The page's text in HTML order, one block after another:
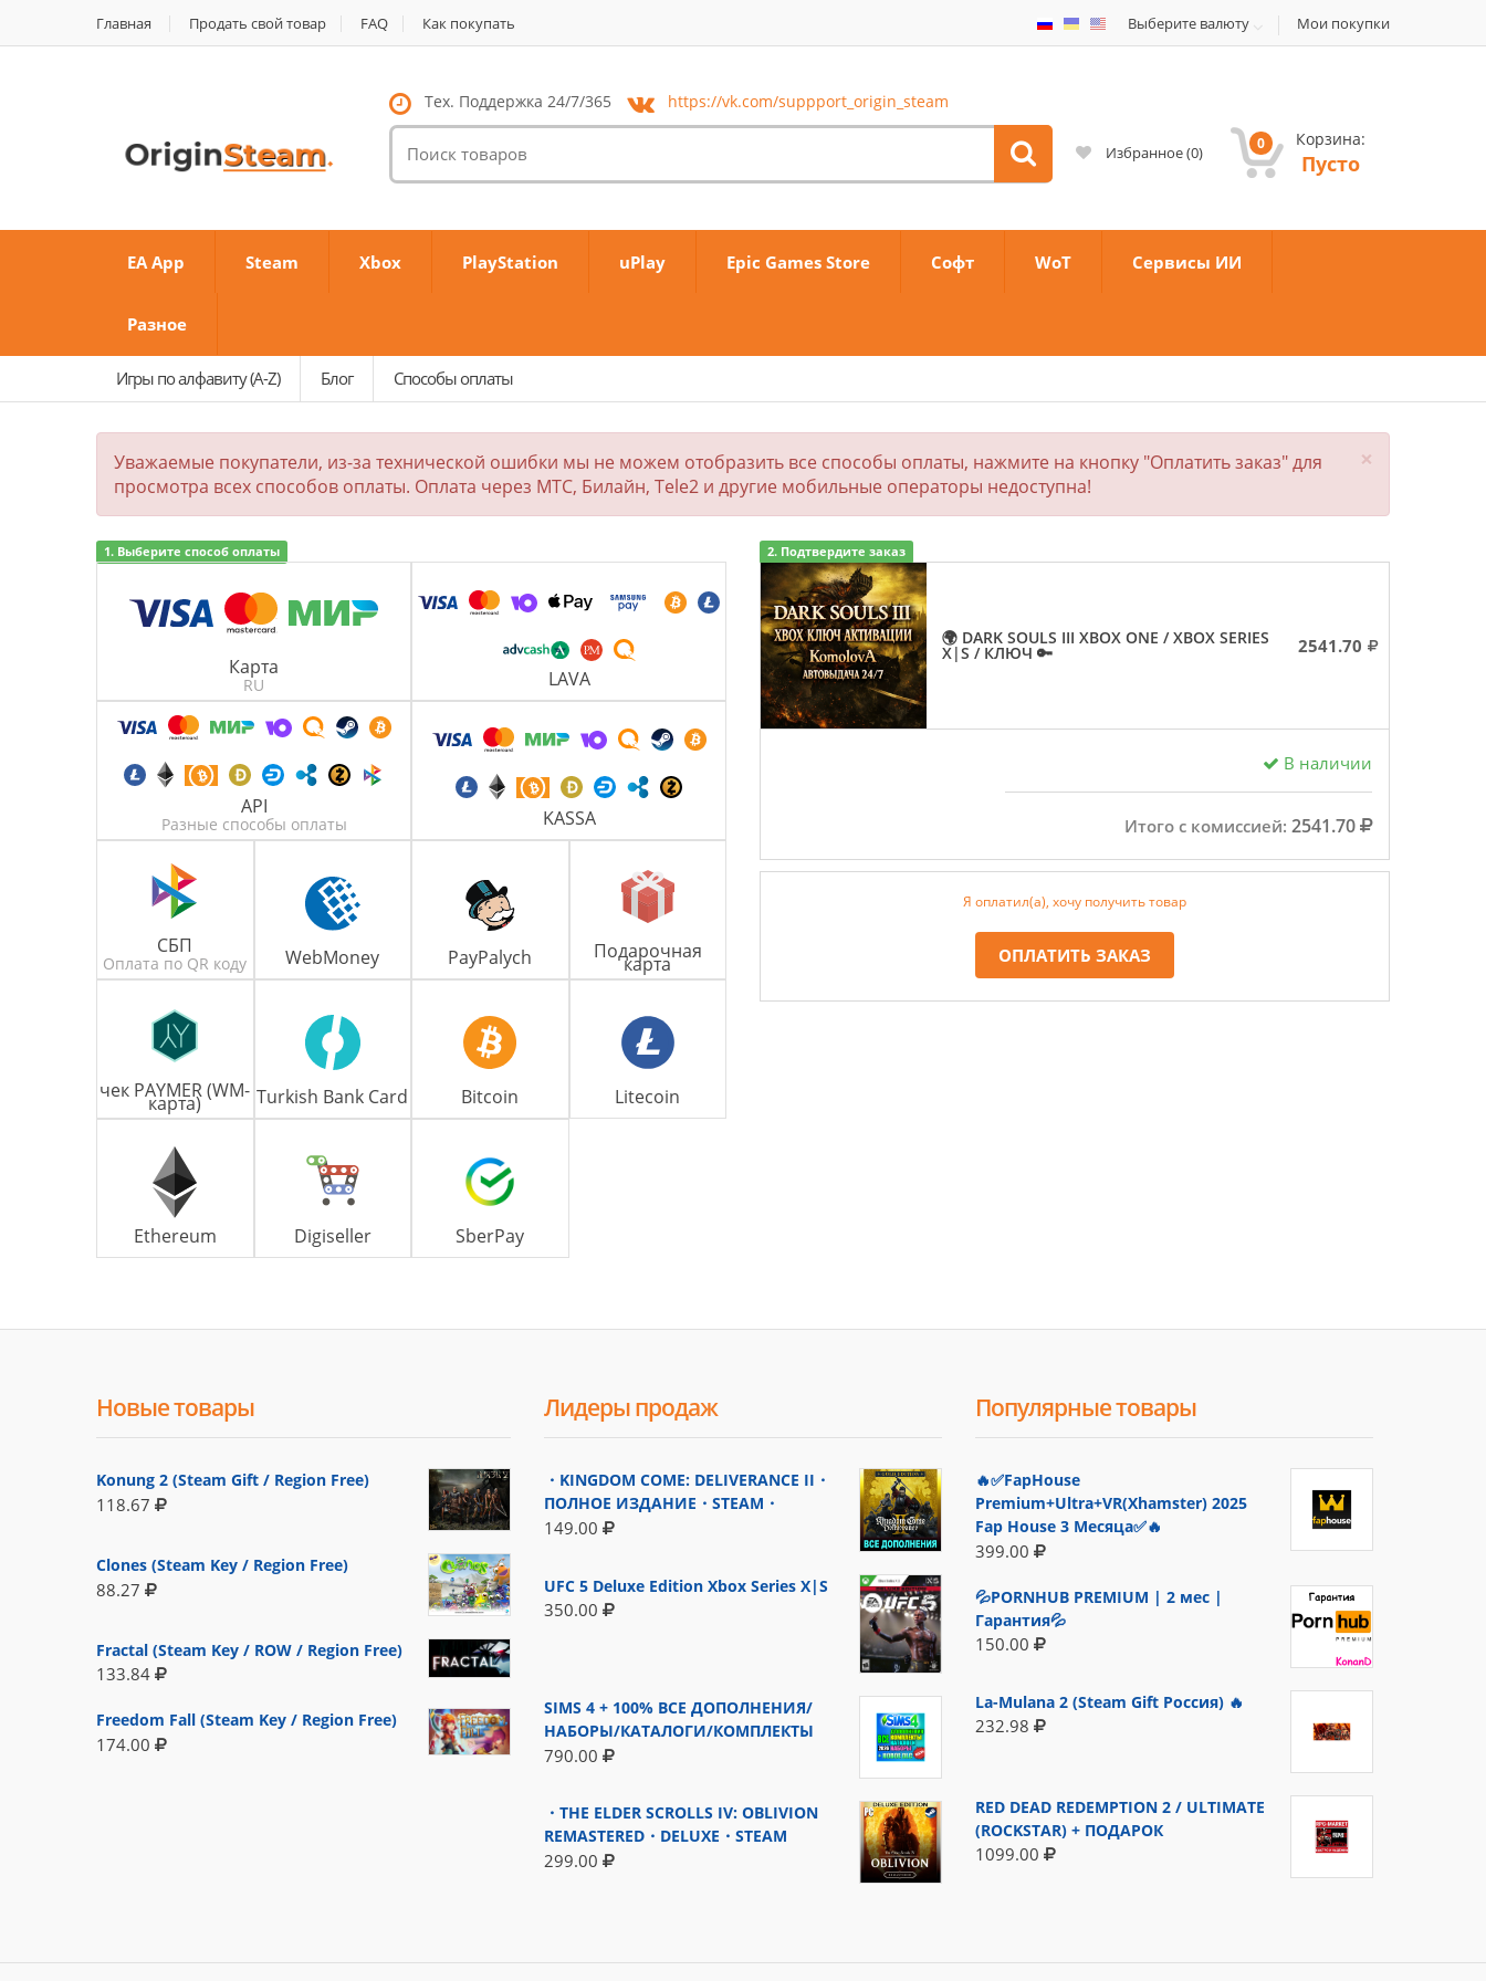
Главная Продать свой товар FAQ Как покупать Выберите валюту Мои покупки
Тех. Поддержка 24/7/365 https://vk.com/suppport_origin_steam
Поиск
товаров:
Избранное(0) 0 Корзина:
Пусто
EA App Steam Xbox PlayStation uPlay Epic Games Store Софт WoT Сервисы ИИ
Разное
Игры по алфавиту (A-Z) Блог Способы оплаты
×
Уважаемые покупатели, из-за технической ошибки мы не можем отобразить все способы оплаты, нажмите на кнопку "Оплатить заказ" для
просмотра всех способов оплаты. Оплата через МТС, Билайн, Tele2 и другие мобильные операторы недоступна!
1. Выберите способ оплаты
Карта
RU LAVA
API
Разные способы оплаты KASSA
СБП
Оплата по QR коду WebMoney PayPalych Подарочная
карта
чек PAYMER (WM-
карта) Turkish Bank Card Bitcoin Litecoin
Ethereum Digiseller SberPay
2. Подтвердите заказ
🌍 DARK SOULS III XBOX ONE / XBOX SERIES
X|S / КЛЮЧ 🔑 2541.70
В наличии
Итого с комиссией: 2541.70
Я оплатил(а), хочу получить товар
ОПЛАТИТЬ ЗАКАЗ
Новые товары
Konung 2 (Steam Gift / Region Free)
118.67
Clones (Steam Key / Region Free)
88.27
Fractal (Steam Key / ROW / Region Free)
133.84
Freedom Fall (Steam Key / Region Free)
174.00
Лидеры продаж
・KINGDOM COME: DELIVERANCE II・
ПОЛНОЕ ИЗДАНИЕ・STEAM・
149.00
UFC 5 Deluxe Edition Xbox Series X|S
350.00
SIMS 4 + 100% ВСЕ ДОПОЛНЕНИЯ/
НАБОРЫ/КАТАЛОГИ/КОМПЛЕКТЫ
790.00
・THE ELDER SCROLLS IV: OBLIVION
REMASTERED・DELUXE・STEAM
299.00
Популярные товары
🔥✅FapHouse
Premium+Ultra+VR(Xhamster) 2025
Fap House 3 Месяца✅🔥
399.00
💦PORNHUB PREMIUM | 2 мес |
Гарантия💦
150.00
La-Mulana 2 (Steam Gift Россия) 🔥
232.98
RED DEAD REDEMPTION 2 / ULTIMATE
(ROCKSTAR) + ПОДАРОК
1099.00